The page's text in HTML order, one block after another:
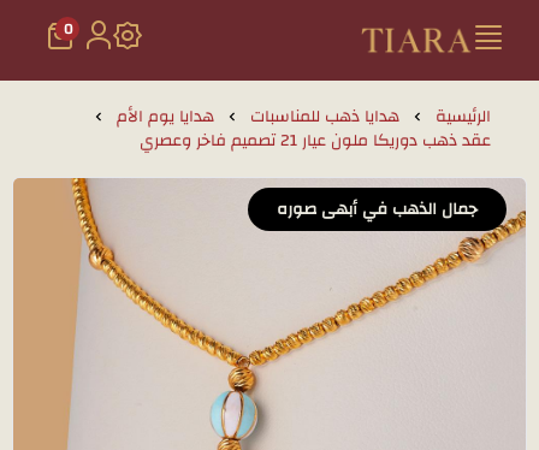
تيارا للذهب والمجوهرات
0
الرئيسية هدايا ذهب للمناسبات هدايا يوم الأم
عقد ذهب دوريكا ملون عيار 21 تصميم فاخر وعصري
جمال الذهب في أبهى صوره